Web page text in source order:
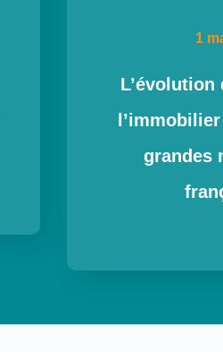
1
L’évolution
grandes